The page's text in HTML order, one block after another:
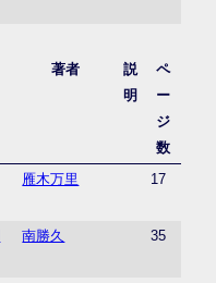
著者
説
明
ペ
ー
ジ
数
雁木万里 17
南勝久 35